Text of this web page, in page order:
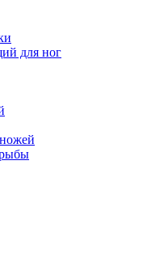
для ног